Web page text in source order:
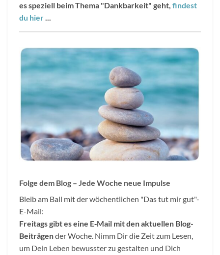
es speziell beim Thema "Dankbarkeit" geht, findest
du hier...
Folge dem Blog – Jede Woche neue Impulse
Bleib am Ball mit der wöchentlichen "Das tut mir gut"-
E-Mail:
Freitags gibt es eine E‐Mail mit den aktuellen Blog-
Beiträgender Woche. Nimm Dir die Zeit zum Lesen,
um Dein Leben bewusster zu gestalten und Dich